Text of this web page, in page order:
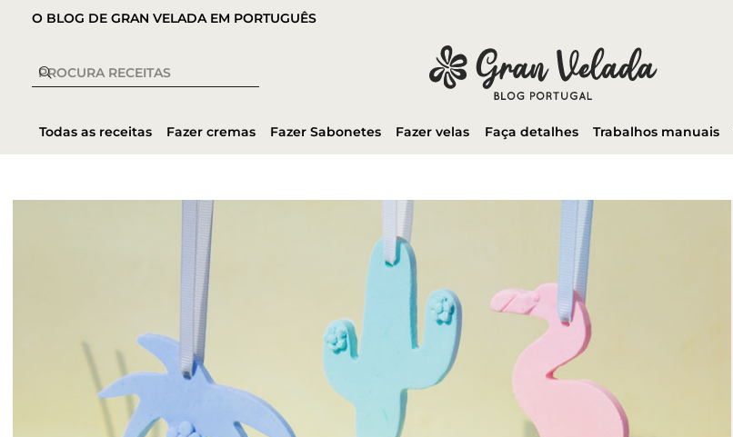
O BLOG DE GRAN VELADA EM PORTUGUÊS
Todas as receitas Fazer cremas Fazer Sabonetes Fazer velas Faça detalhes Trabalhos manuais